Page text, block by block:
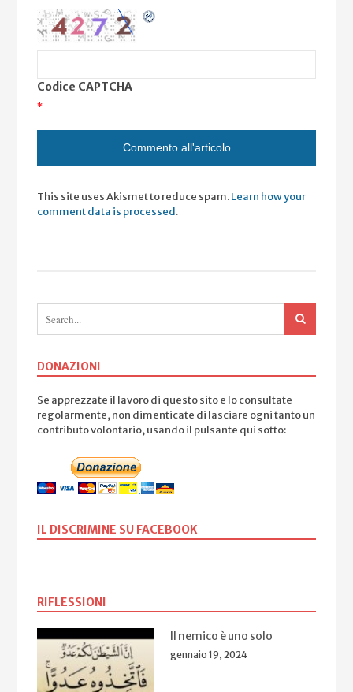
Codice CAPTCHA
*
This site uses Akismet to reduce spam.Learn how your
comment data is processed.
DONAZIONI
Se apprezzate il lavoro di questo sito e lo consultate
regolarmente, non dimenticate di lasciare ogni tanto un
contributo volontario, usando il pulsante qui sotto:
IL DISCRIMINE SU FACEBOOK
RIFLESSIONI
Il nemico è uno solo
gennaio 19, 2024